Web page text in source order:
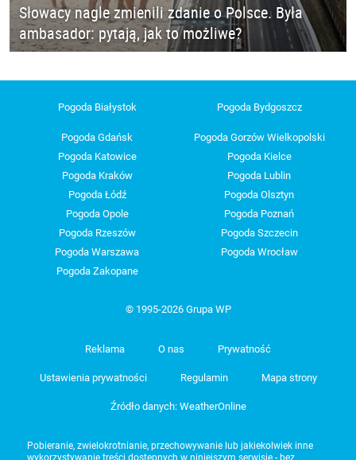
Słowacy nagle zmienili zdanie o Polsce. Była
ambasador: pytają, jak to możliwe?
Pogoda Białystok Pogoda Bydgoszcz
Pogoda Gdańsk
Pogoda Gorzów Wielkopolski
Pogoda Katowice
Pogoda Kielce
Pogoda Kraków
Pogoda Lublin
Pogoda Łódź
Pogoda Olsztyn
Pogoda Opole
Pogoda Poznań
Pogoda Rzeszów
Pogoda Szczecin
Pogoda Warszawa
Pogoda Wrocław
Pogoda Zakopane
© 1995-2026 Grupa WP
Reklama O nas Prywatność
Ustawienia prywatności Regulamin Mapa strony
Źródło danych: WeatherOnline
Pobieranie, zwielokrotnianie, przechowywanie lub jakiekolwiek inne
wykorzystywanie treści dostępnych w niniejszym serwisie - bez